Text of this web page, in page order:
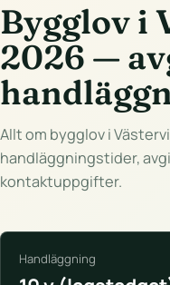
Bygglov i
2026 —
Allt om bygglov i
handläggningstider,
kontaktuppgifter.
Handläggning